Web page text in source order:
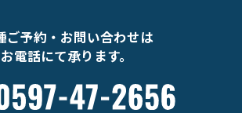
ご予約・お問い合わせは
お電話にて承ります。